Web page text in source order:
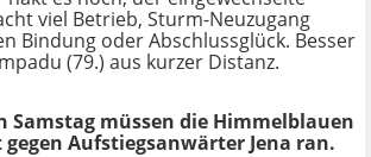
viel Betrieb, Sturm-Neuzugang
Bindung oder Abschlussglück. Besser
(79.) aus kurzer Distanz.
Samstag müssen die Himmelblauen
Aufstiegsanwärter Jena ran.